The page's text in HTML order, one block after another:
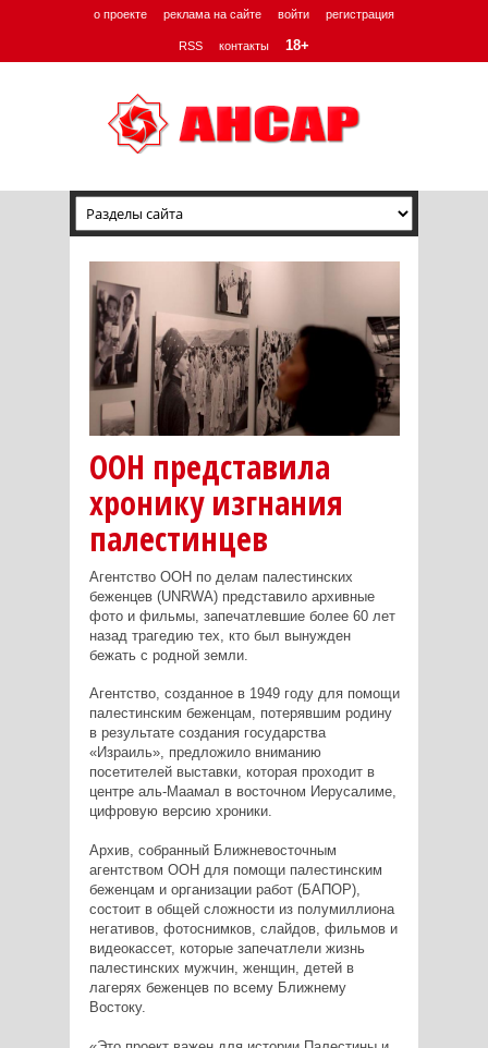
о проекте реклама на сайте войти регистрация
RSS контакты 18+
ООН представила
хронику изгнания
палестинцев
Агентство ООН по делам палестинских
беженцев (UNRWA) представило архивные
фото и фильмы, запечатлевшие более 60 лет
назад трагедию тех, кто был вынужден
бежать с родной земли.
Агентство, созданное в 1949 году для помощи
палестинским беженцам, потерявшим родину
в результате создания государства
«Израиль», предложило вниманию
посетителей выставки, которая проходит в
центре аль-Маамал в восточном Иерусалиме,
цифровую версию хроники.
Архив, собранный Ближневосточным
агентством ООН для помощи палестинским
беженцам и организации работ (БАПОР),
состоит в общей сложности из полумиллиона
негативов, фотоснимков, слайдов, фильмов и
видеокассет, которые запечатлели жизнь
палестинских мужчин, женщин, детей в
лагерях беженцев по всему Ближнему
Востоку.